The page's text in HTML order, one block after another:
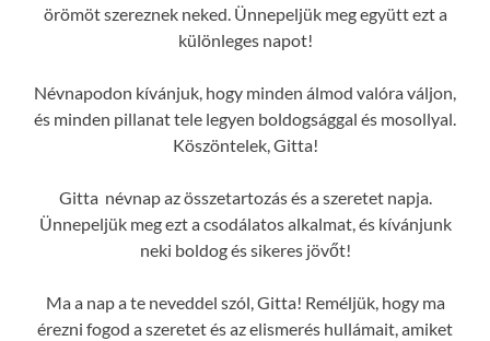
örömöt szereznek neked. Ünnepeljük meg együtt ezt a
különleges napot!
Névnapodon kívánjuk, hogy minden álmod valóra váljon,
és minden pillanat tele legyen boldogsággal és mosollyal.
Köszöntelek, Gitta!
Gitta névnap az összetartozás és a szeretet napja.
Ünnepeljük meg ezt a csodálatos alkalmat, és kívánjunk
neki boldog és sikeres jövőt!
Ma a nap a te neveddel szól, Gitta! Reméljük, hogy ma
érezni fogod a szeretet és az elismerés hullámait, amiket